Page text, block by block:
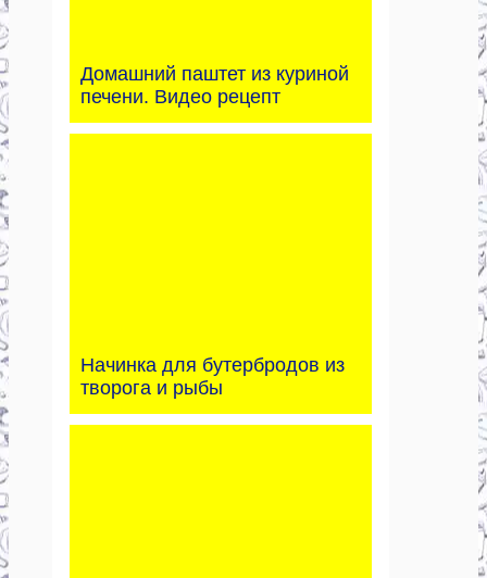
Домашний паштет из куриной
печени. Видео рецепт
Начинка для бутербродов из
творога и рыбы